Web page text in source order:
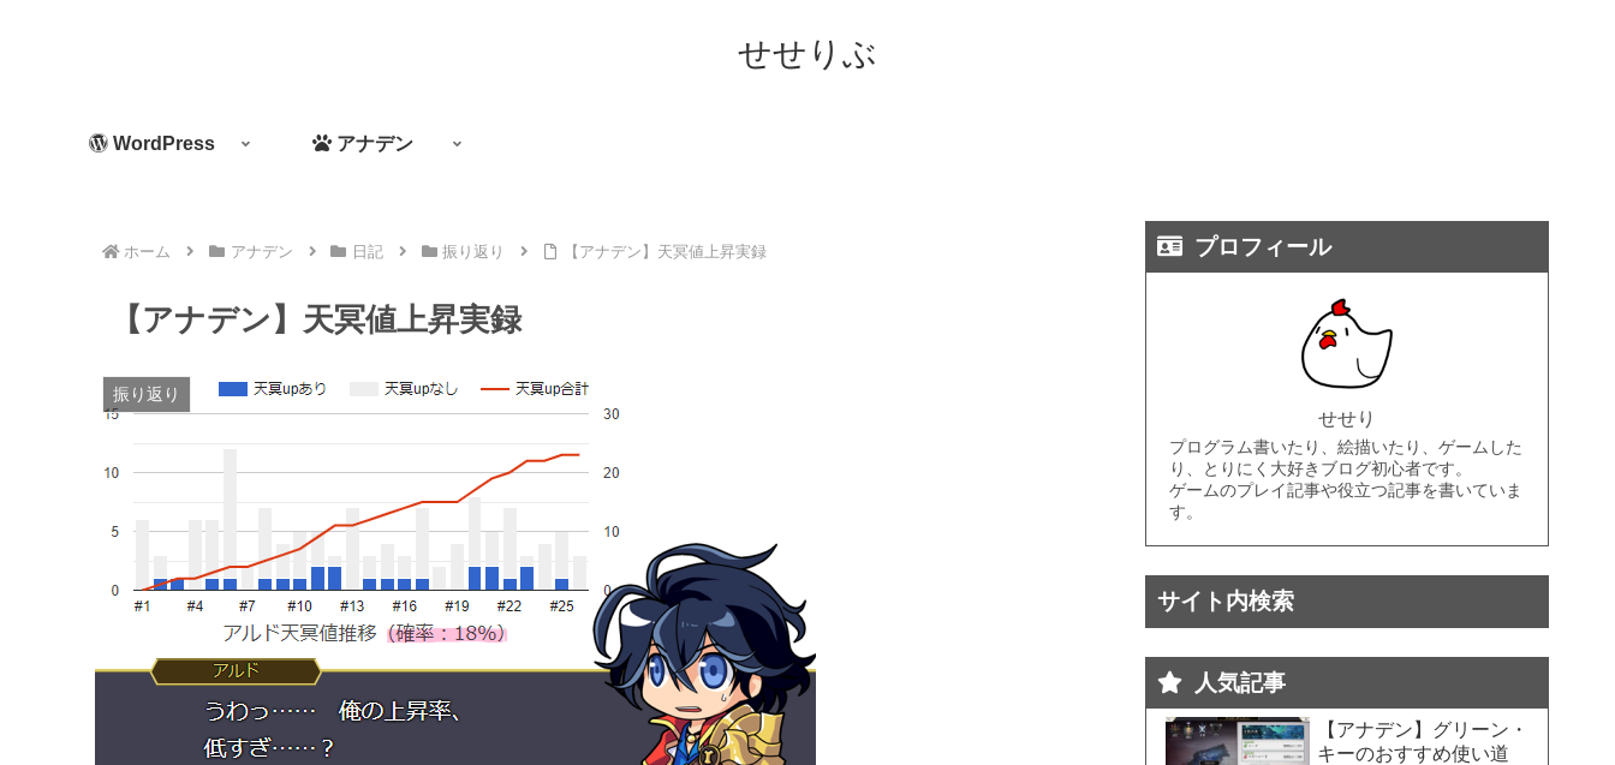
せせりぶ
WordPress アナデン
ホーム アナデン 日記 振り返り 【アナデン】天冥値上昇実録
【アナデン】天冥値上昇実録
振り返り
プロフィール
せせり
プログラム書いたり、絵描いたり、ゲームした
り、とりにく大好きブログ初心者です。
ゲームのプレイ記事や役立つ記事を書いていま
す。
サイト内検索
人気記事
【アナデン】グリーン・
キーのおすすめ使い道